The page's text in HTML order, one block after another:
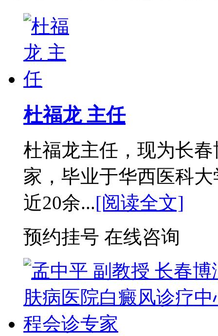
杜福龙 主任
杜福龙主任，现为长
家，毕业于华西医科
近20余...[阅读全文]
预约挂号 在线咨询